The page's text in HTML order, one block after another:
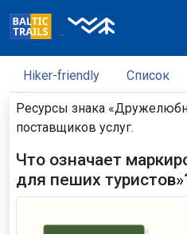
Hiker-friendly Список
Ресурсы знака
поставщиков услуг.
Что означает
для пеших